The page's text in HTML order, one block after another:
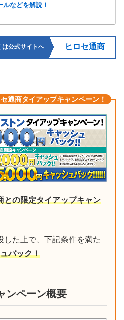
ルなどを解説！
は公式サイトへ ヒロセ通商
通商タイアップキャンペーン！
との限定タイアップキャン
した上で、下記条件を満た
バック！
ンペーン概要